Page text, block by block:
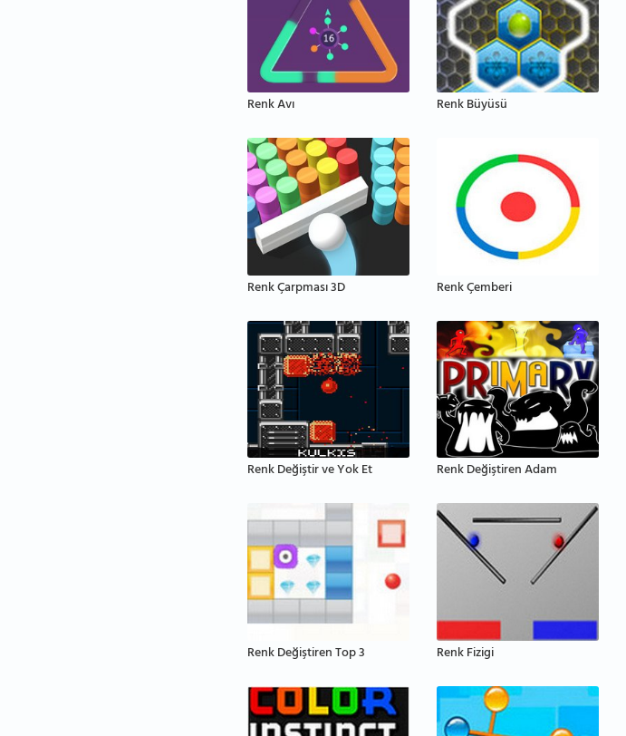
Renk Avı Renk Büyüsü
Renk Çarpması 3D Renk Çemberi
Renk Değiştir ve Yok Et Renk Değiştiren Adam
Renk Değiştiren Top 3 Renk Fizigi